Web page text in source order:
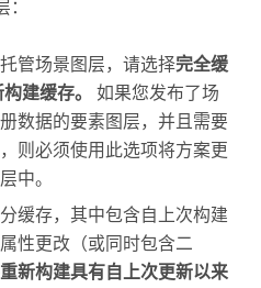
管场景图层，请选择完全缓
建缓存。
如果您发布了场
数据的要素图层，并且需要
则必须使用此选项将方案更
中。
缓存，其中包含自上次构建
性更改（或同时包含二
新构建具有自上次更新以来